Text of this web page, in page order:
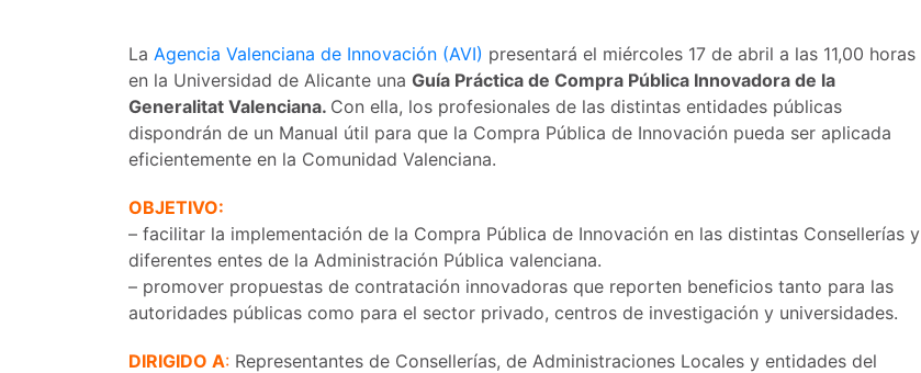
La Agencia Valenciana de Innovación (AVI) presentará el miércoles 17 de abril a las 11,00 horas
en la Universidad de Alicante una Guía Práctica de Compra Pública Innovadora de la
Generalitat Valenciana. Con ella, los profesionales de las distintas entidades públicas
dispondrán de un Manual útil para que la Compra Pública de Innovación pueda ser aplicada
eficientemente en la Comunidad Valenciana.
OBJETIVO:
– facilitar la implementación de la Compra Pública de Innovación en las distintas Consellerías y
diferentes entes de la Administración Pública valenciana.
– promover propuestas de contratación innovadoras que reporten beneficios tanto para las
autoridades públicas como para el sector privado, centros de investigación y universidades.
DIRIGIDO A: Representantes de Consellerías, de Administraciones Locales y entidades del